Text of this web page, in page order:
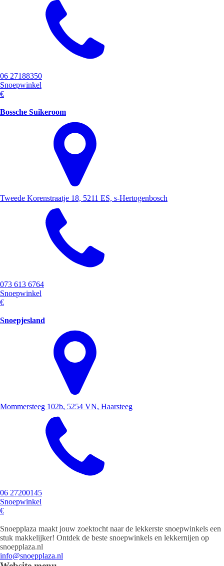
06 27188350
Snoepwinkel
€
Bossche Suikeroom
Tweede Korenstraatje 18, 5211 ES, s-Hertogenbosch
073 613 6764
Snoepwinkel
€
Snoepjesland
Mommersteeg 102b, 5254 VN, Haarsteeg
06 27200145
Snoepwinkel
€
Snoepplaza maakt jouw zoektocht naar de lekkerste snoepwinkels een
stuk makkelijker! Ontdek de beste snoepwinkels en lekkernijen op
snoepplaza.nl
info@snoepplaza.nl